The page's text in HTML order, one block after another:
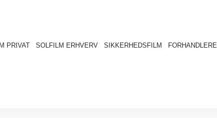
PRIVAT SOLFILM ERHVERV SIKKERHEDSFILM FORHANDLERE